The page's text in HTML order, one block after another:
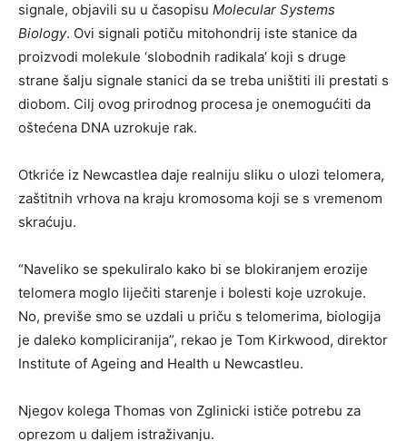
signale, objavili su u časopisu Molecular Systems
Biology. Ovi signali potiču mitohondrij iste stanice da
proizvodi molekule ‘slobodnih radikala’ koji s druge
strane šalju signale stanici da se treba uništiti ili prestati s
diobom. Cilj ovog prirodnog procesa je onemogućiti da
oštećena DNA uzrokuje rak.
Otkriće iz Newcastlea daje realniju sliku o ulozi telomera,
zaštitnih vrhova na kraju kromosoma koji se s vremenom
skraćuju.
“Naveliko se spekuliralo kako bi se blokiranjem erozije
telomera moglo liječiti starenje i bolesti koje uzrokuje.
No, previše smo se uzdali u priču s telomerima, biologija
je daleko kompliciranija”, rekao je Tom Kirkwood, direktor
Institute of Ageing and Health u Newcastleu.
Njegov kolega Thomas von Zglinicki ističe potrebu za
oprezom u daljem istraživanju.